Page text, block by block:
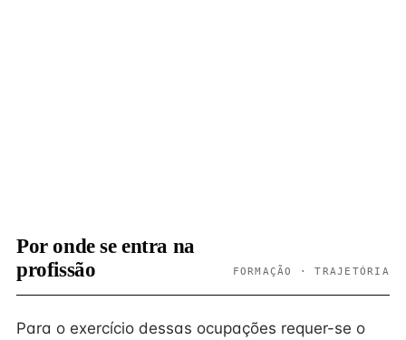
Por onde se entra na
profissão
FORMAÇÃO · TRAJETÓRIA
Para o exercício dessas ocupações requer-se o